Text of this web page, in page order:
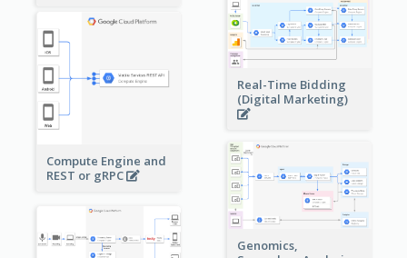
Real-Time Bidding
(Digital Marketing)
Compute Engine and
REST or gRPC
Genomics,